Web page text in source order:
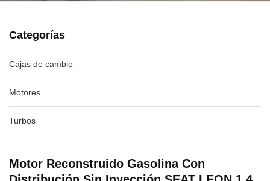
Categorías
Cajas de cambio
Motores
Turbos
Motor Reconstruido Gasolina Con